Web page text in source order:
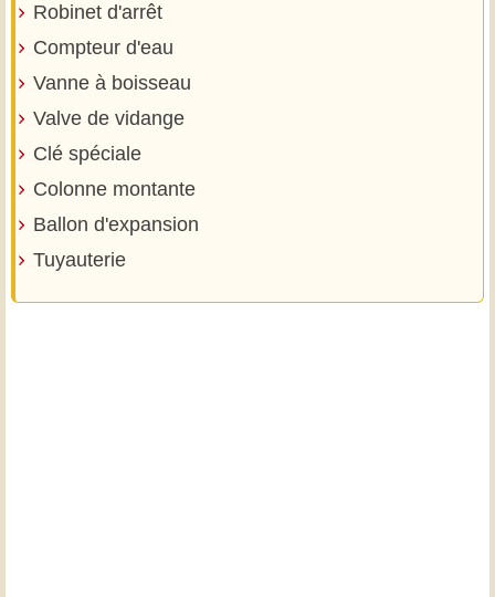
Robinet d'arrêt
Compteur d'eau
Vanne à boisseau
Valve de vidange
Clé spéciale
Colonne montante
Ballon d'expansion
Tuyauterie